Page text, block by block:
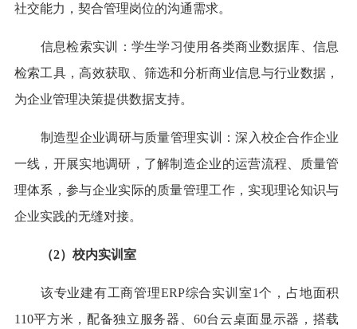
社交能力，契合管理岗位的沟通需求。
信息检索实训：学生学习使用各类商业数据库、信息
检索工具，高效获取、筛选和分析商业信息与行业数据，
为企业管理决策提供数据支持。
制造型企业调研与质量管理实训：深入校企合作企业
一线，开展实地调研，了解制造企业的运营流程、质量管
理体系，参与企业实际的质量管理工作，实现理论知识与
企业实践的无缝对接。
（2）校内实训室
该专业建有工商管理ERP综合实训室1个，占地面积
110平方米，配备独立服务器、60台云桌面显示器，搭载